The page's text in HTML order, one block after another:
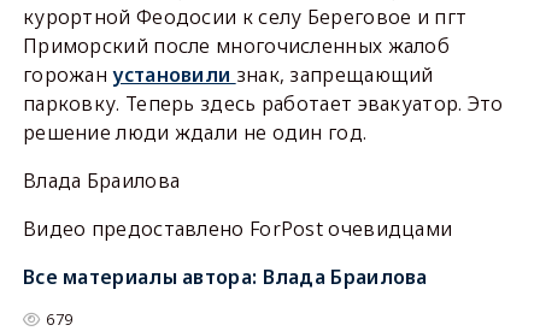
курортной Феодосии к селу Береговое и пгт
Приморский после многочисленных жалоб
горожанустановили знак, запрещающий
парковку. Теперь здесь работает эвакуатор. Это
решение люди ждали не один год.
Влада Браилова
Видео предоставлено ForPost очевидцами
Все материалы автора: Влада Браилова
679